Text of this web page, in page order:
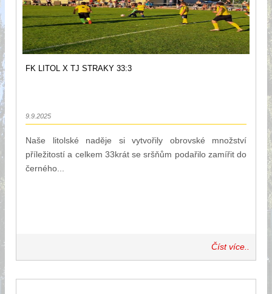
FK LITOL X TJ STRAKY 33:3
9.9.2025
Naše litolské naděje si vytvořily obrovské množství
příležitostí a celkem 33krát se sršňům podařilo zamířit do
černého...
Číst více..